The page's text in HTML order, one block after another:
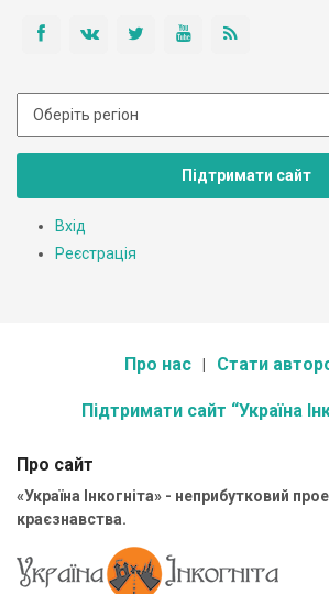
Підтримати сайт
Вхід
Реєстрація
Про нас Стати
Підтримати сайт “Україна
Про сайт
«Україна Інкогніта» - неприбутковий
краєзнавства.